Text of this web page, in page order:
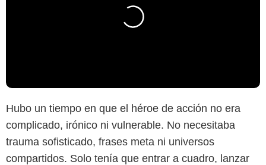
Hubo un tiempo en que el héroe de acción no era
complicado, irónico ni vulnerable. No necesitaba
trauma sofisticado, frases meta ni universos
compartidos. Solo tenía que entrar a cuadro, lanzar